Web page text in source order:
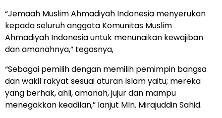
“Jemaah Muslim Ahmadiyah Indonesia menyerukan
kepada seluruh anggota Komunitas Muslim
Ahmadiyah Indonesia untuk menunaikan kewajiban
dan amanahnya,” tegasnya,
“Sebagai pemilih dengan memilih pemimpin bangsa
dan wakil rakyat sesuai aturan Islam yaitu; mereka
yang berhak, ahli, amanah, jujur dan mampu
menegakkan keadilan,” lanjut Mln. Mirajuddin Sahid.